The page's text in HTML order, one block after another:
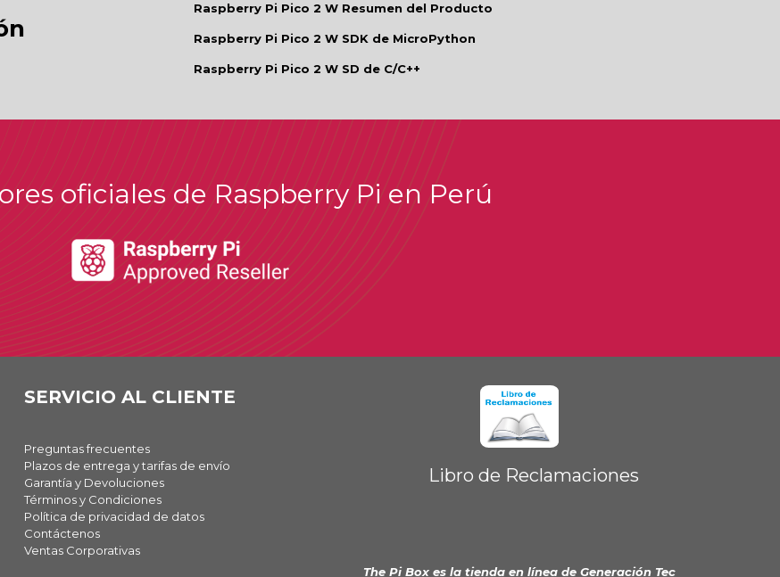
Raspberry Pi Pico 2 W Resumen del Producto
Raspberry Pi Pico 2 W SDK de MicroPython
Raspberry Pi Pico 2 W SD de C/C++
oficiales de Raspberry Pi en Perú
SERVICIO AL CLIENTE
Preguntas frecuentes
Plazos de entrega y tarifas de envío
Garantía y Devoluciones
Términos y Condiciones
Política de privacidad de datos
Contáctenos
Ventas Corporativas
Libro de Reclamaciones
The Pi Box es la tienda en línea de Generación Tec